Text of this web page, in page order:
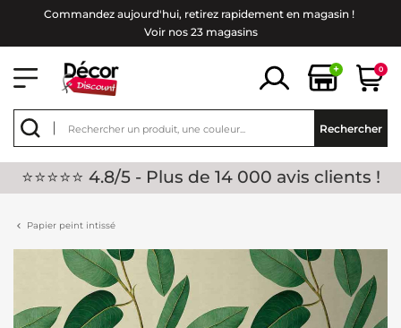
Commandez aujourd'hui, retirez rapidement en magasin !
Voir nos 23 magasins
+ 0
Rechercher
⭐⭐⭐⭐⭐ 4.8/5 - Plus de 14 000 avis clients !
Papier peint intissé